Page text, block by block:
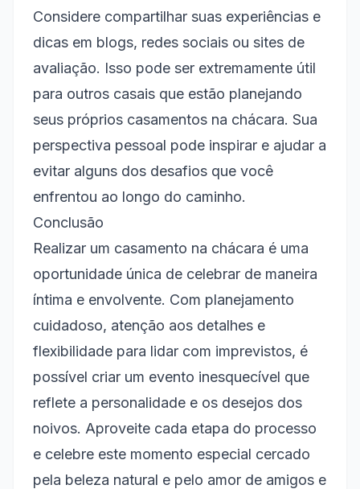
Considere compartilhar suas experiências e
dicas em blogs, redes sociais ou sites de
avaliação. Isso pode ser extremamente útil
para outros casais que estão planejando
seus próprios casamentos na chácara. Sua
perspectiva pessoal pode inspirar e ajudar a
evitar alguns dos desafios que você
enfrentou ao longo do caminho.
Conclusão
Realizar um casamento na chácara é uma
oportunidade única de celebrar de maneira
íntima e envolvente. Com planejamento
cuidadoso, atenção aos detalhes e
flexibilidade para lidar com imprevistos, é
possível criar um evento inesquecível que
reflete a personalidade e os desejos dos
noivos. Aproveite cada etapa do processo
e celebre este momento especial cercado
pela beleza natural e pelo amor de amigos e